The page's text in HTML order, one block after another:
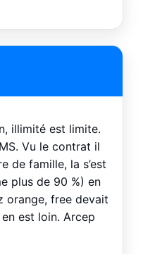
illimité est limite.
Vu le contrat il
de famille, la s’est
plus de 90 %) en
orange, free devait
est loin. Arcep